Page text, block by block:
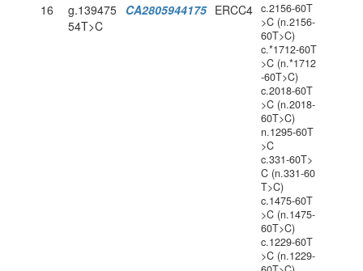
16
g.139475
54T>C
CA2805944175 ERCC4 c.2156-60T
>C (n.2156-
60T>C)
c.*1712-60T
>C (n.*1712
-60T>C)
c.2018-60T
>C (n.2018-
60T>C)
n.1295-60T
>C
c.331-60T>
C (n.331-60
T>C)
c.1475-60T
>C (n.1475-
60T>C)
c.1229-60T
>C (n.1229-